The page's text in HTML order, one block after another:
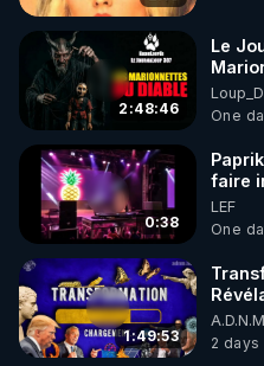
https://
evecoeur
• Site officiel : https://
• Solidarita : https://
• Odysee : https://
Crevecoeur:f
• DLive : https://dlive.tv/
• Crowdbunker : https://
jacques-crevecoeur
👉 CHLOÉ FRAMMERY
• Site officiel : https://
2:48:46
Le
Loup
One
0:38
faire
Elle
DJ !
LEF
One
1:49:53
07/
A.D.N.M
2 days